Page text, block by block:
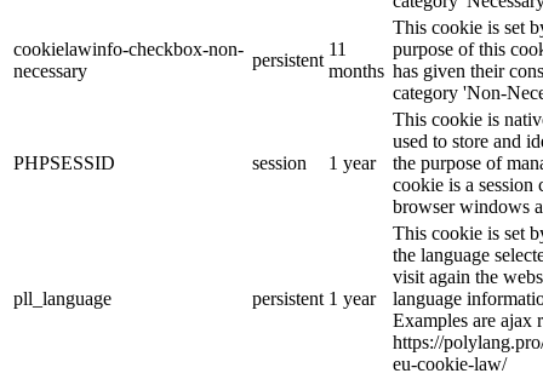
cookielawinfo-checkbox-non-
necessary
persistent
11
months
This cookie is set
purpose of this
has given their
category 'Non-
PHPSESSID session 1 year
This cookie is
used to store and
the purpose of
cookie is a session
browser windows
pll_language persistent 1 year
This cookie is set
the language
visit again the
language
Examples are ajax
https://
eu-cookie-law/